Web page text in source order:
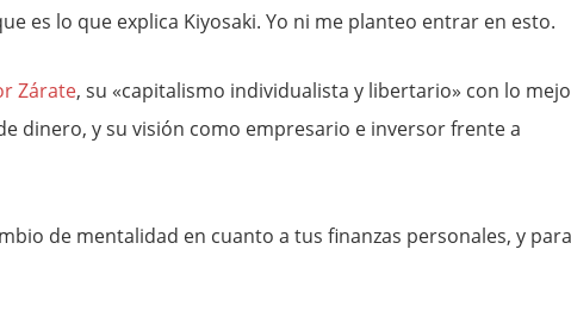
es lo que explica Kiyosaki. Yo ni me planteo entrar en esto.
Zárate, su «capitalismo individualista y libertario» con lo
dinero, y su visión como empresario e inversor frente a
de mentalidad en cuanto a tus finanzas personales, y para